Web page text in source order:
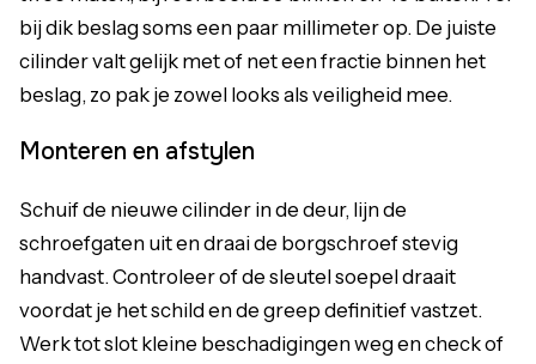
bij dik beslag soms een paar millimeter op. De juiste
cilinder valt gelijk met of net een fractie binnen het
beslag, zo pak je zowel looks als veiligheid mee.
Monteren en afstylen
Schuif de nieuwe cilinder in de deur, lijn de
schroefgaten uit en draai de borgschroef stevig
handvast. Controleer of de sleutel soepel draait
voordat je het schild en de greep definitief vastzet.
Werk tot slot kleine beschadigingen weg en check of